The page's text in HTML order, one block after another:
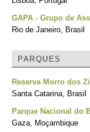
GAPA - Grupo de
Rio de Janeiro, Brasil
PARQUES
Reserva Morro dos
Santa Catarina, Brasil
Parque Nacional do
Gaza, Moçambique